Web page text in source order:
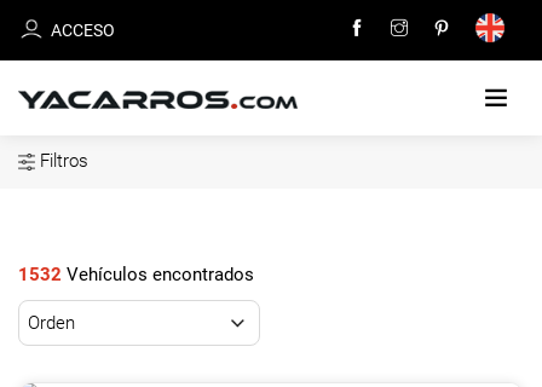
ACCESO
EN
VENTA
Filtros
1532 Vehículos encontrados